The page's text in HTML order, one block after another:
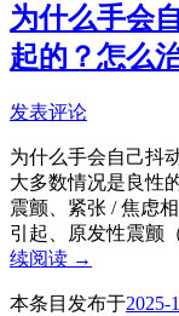
为什么手会
起的？怎么
发表评论
为什么手会自己抖
大多数情况是良性
震颤、紧张 / 焦虑
引起、原发性震颤
续阅读 →
本条目发布于2025-